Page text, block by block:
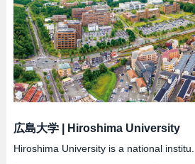
広島大学| Hiroshima University
Hiroshima University is a national institu...